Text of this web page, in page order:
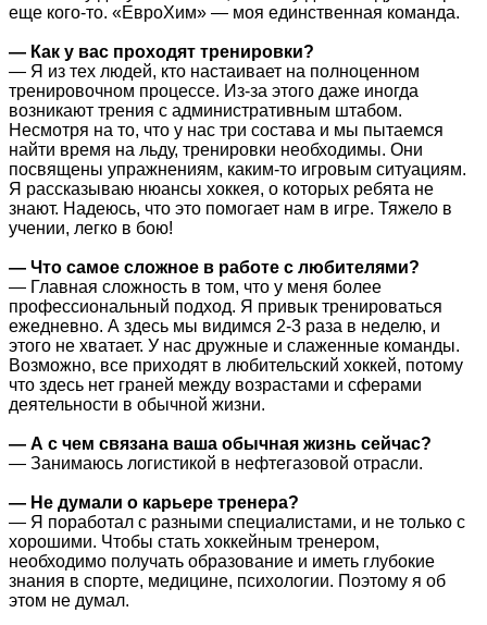
еще кого-то. «ЕвроХим» — моя единственная команда.
— Как у вас проходят тренировки?
— Я из тех людей, кто настаивает на полноценном
тренировочном процессе. Из-за этого даже иногда
возникают трения с административным штабом.
Несмотря на то, что у нас три состава и мы пытаемся
найти время на льду, тренировки необходимы. Они
посвящены упражнениям, каким-то игровым ситуациям.
Я рассказываю нюансы хоккея, о которых ребята не
знают. Надеюсь, что это помогает нам в игре. Тяжело в
учении, легко в бою!
— Что самое сложное в работе с любителями?
— Главная сложность в том, что у меня более
профессиональный подход. Я привык тренироваться
ежедневно. А здесь мы видимся 2-3 раза в неделю, и
этого не хватает. У нас дружные и слаженные команды.
Возможно, все приходят в любительский хоккей, потому
что здесь нет граней между возрастами и сферами
деятельности в обычной жизни.
— А с чем связана ваша обычная жизнь сейчас?
— Занимаюсь логистикой в нефтегазовой отрасли.
— Не думали о карьере тренера?
— Я поработал с разными специалистами, и не только с
хорошими. Чтобы стать хоккейным тренером,
необходимо получать образование и иметь глубокие
знания в спорте, медицине, психологии. Поэтому я об
этом не думал.